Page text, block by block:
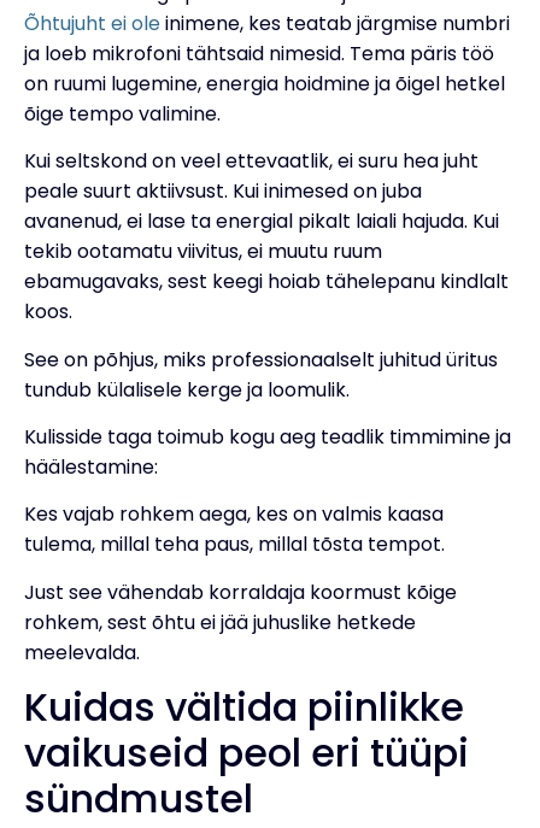
Õhtujuht ei oleinimene, kes teatab järgmise numbri
ja loeb mikrofoni tähtsaid nimesid. Tema päris töö
on ruumi lugemine, energia hoidmine ja õigel hetkel
õige tempo valimine.
Kui seltskond on veel ettevaatlik, ei suru hea juht
peale suurt aktiivsust. Kui inimesed on juba
avanenud, ei lase ta energial pikalt laiali hajuda. Kui
tekib ootamatu viivitus, ei muutu ruum
ebamugavaks, sest keegi hoiab tähelepanu kindlalt
koos.
See on põhjus, miks professionaalselt juhitud üritus
tundub külalisele kerge ja loomulik.
Kulisside taga toimub kogu aeg teadlik timmimine ja
häälestamine:
Kes vajab rohkem aega, kes on valmis kaasa
tulema, millal teha paus, millal tõsta tempot.
Just see vähendab korraldaja koormust kõige
rohkem, sest õhtu ei jää juhuslike hetkede
meelevalda.
Kuidas vältida piinlikke
vaikuseid peol eri tüüpi
sündmustel